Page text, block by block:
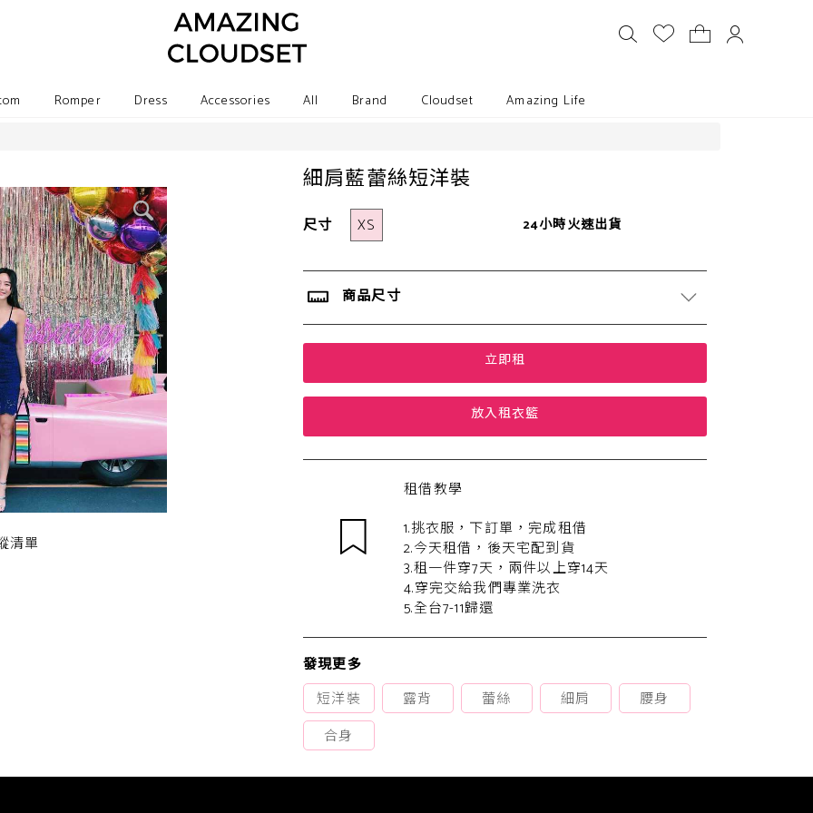
Romper Dress Accessories All Brand Cloudset Amazing Life
清單
細肩藍蕾絲短洋裝
尺寸 XS 24小時火速出貨
商品尺寸
立即租
放入租衣籃
租借教學
1.挑衣服，下訂單，完成租借
2.今天租借，後天宅配到貨
3.租一件穿7天，兩件以上穿14天
4.穿完交給我們專業洗衣
5.全台7-11歸還
發現更多
短洋裝
露背 蕾絲 細肩
腰身
合身